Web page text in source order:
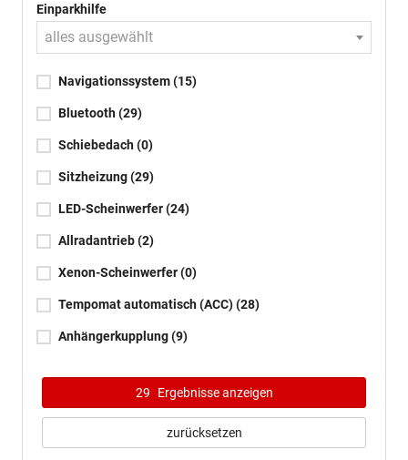
Einparkhilfe
alles ausgewählt
Navigationssystem(15)
Bluetooth(29)
Schiebedach(0)
Sitzheizung(29)
LED-Scheinwerfer(24)
Allradantrieb(2)
Xenon-Scheinwerfer(0)
Tempomat automatisch (ACC)(28)
Anhängerkupplung(9)
29 Ergebnisse anzeigen
zurücksetzen